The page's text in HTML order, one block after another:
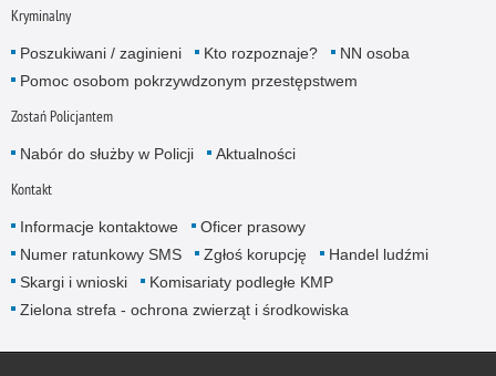
Kryminalny
Poszukiwani / zaginieni Kto rozpoznaje?
NN osoba
Pomoc osobom pokrzywdzonym przestępstwem
Zostań Policjantem
Nabór do służby w Policji Aktualności
Kontakt
Informacje kontaktowe
Oficer prasowy
Numer ratunkowy SMS
Zgłoś korupcję
Handel ludźmi
Skargi i wnioski
Komisariaty podległe KMP
Zielona strefa - ochrona zwierząt i środkowiska